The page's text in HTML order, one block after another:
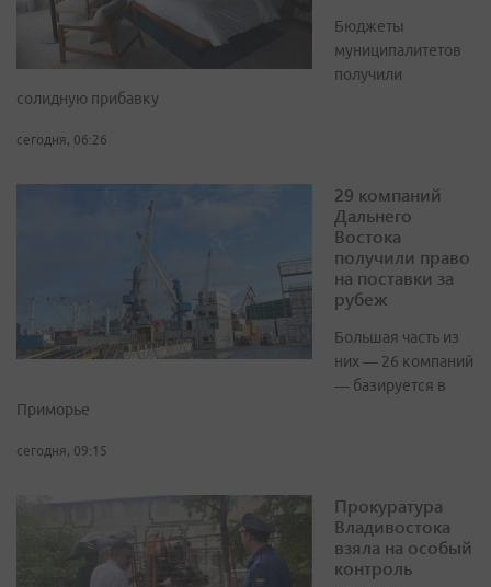
Бюджеты
муниципалитетов
получили
солидную прибавку
сегодня, 06:26
29 компаний
Дальнего
Востока
получили право
на поставки за
рубеж
Большая часть из
них — 26 компаний
— базируется в
Приморье
сегодня, 09:15
Прокуратура
Владивостока
взяла на особый
контроль